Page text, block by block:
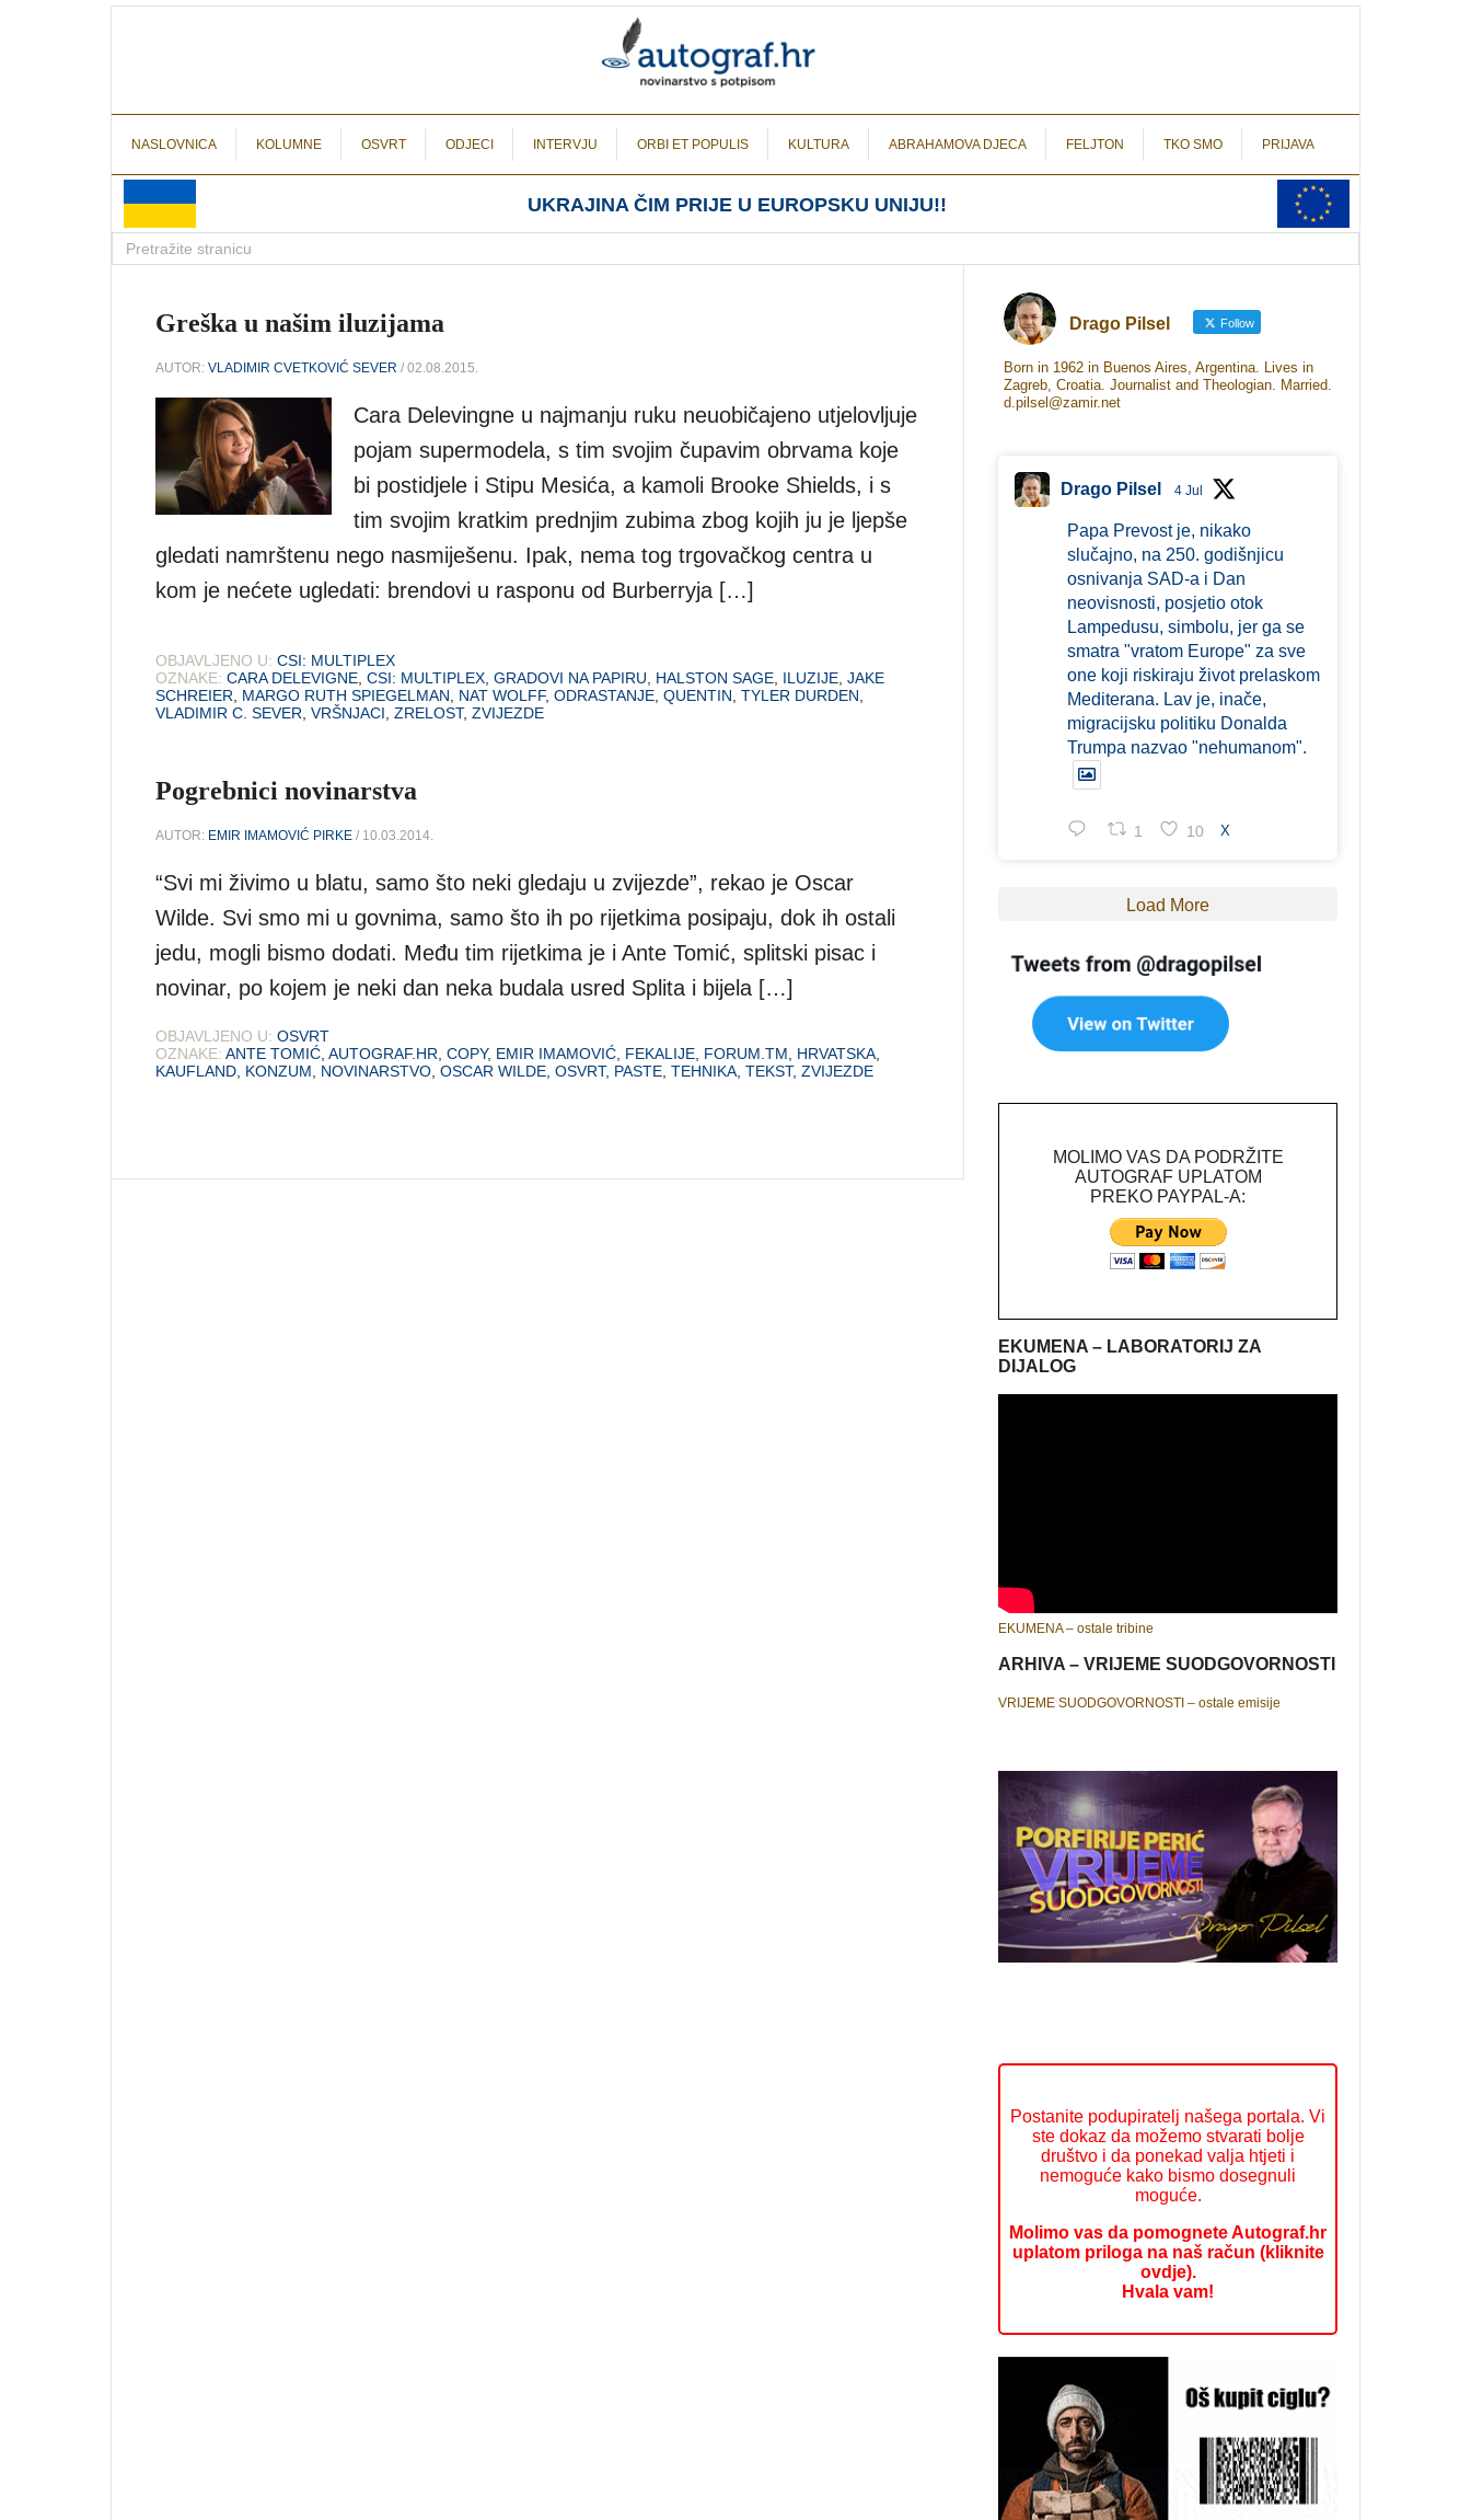
NASLOVNICA KOLUMNE OSVRT ODJECI INTERVJU ORBI ET POPULIS KULTURA ABRAHAMOVA DJECA FELJTON TKO SMO PRIJAVA
UKRAJINA ČIM PRIJE U EUROPSKU UNIJU!!
Greška u našim iluzijama
AUTOR: VLADIMIR CVETKOVIĆ SEVER / 02.08.2015.
Cara Delevingne u najmanju ruku neuobičajeno utjelovljuje
pojam supermodela, s tim svojim čupavim obrvama koje
bi postidjele i Stipu Mesića, a kamoli Brooke Shields, i s
tim svojim kratkim prednjim zubima zbog kojih ju je ljepše
gledati namrštenu nego nasmiješenu. Ipak, nema tog trgovačkog centra u
kom je nećete ugledati: brendovi u rasponu od Burberryja […]
OBJAVLJENO U: CSI: MULTIPLEX
OZNAKE: CARA DELEVIGNE CSI: MULTIPLEX GRADOVI NA PAPIRU HALSTON SAGE ILUZIJE JAKE
SCHREIER
MARGO RUTH SPIEGELMAN NAT WOLFF, ODRASTANJE QUENTIN TYLER DURDEN
VLADIMIR C. SEVER VRŠNJACI ZRELOST, ZVIJEZDE
Pogrebnici novinarstva
AUTOR: EMIR IMAMOVIĆ PIRKE / 10.03.2014.
“Svi mi živimo u blatu, samo što neki gledaju u zvijezde”, rekao je Oscar
Wilde. Svi smo mi u govnima, samo što ih po rijetkima posipaju, dok ih ostali
jedu, mogli bismo dodati. Među tim rijetkima je i Ante Tomić, splitski pisac i
novinar, po kojem je neki dan neka budala usred Splita i bijela […]
OBJAVLJENO U: OSVRT
OZNAKE: ANTE TOMIĆ AUTOGRAF.HR COPY, EMIR IMAMOVIĆ FEKALIJE FORUM.TM HRVATSKA
KAUFLAND KONZUM NOVINARSTVO OSCAR WILDE OSVRT, PASTE TEHNIKA TEKST, ZVIJEZDE
Drago Pilsel Follow
Born in 1962 in Buenos Aires, Argentina. Lives in
Zagreb, Croatia. Journalist and Theologian. Married.
d.pilsel@zamir.net
Drago Pilsel 4 Jul
Papa Prevost je, nikako
slučajno, na 250. godišnjicu
osnivanja SAD-a i Dan
neovisnosti, posjetio otok
Lampedusu, simbolu, jer ga se
smatra "vratom Europe" za sve
one koji riskiraju život prelaskom
Mediterana. Lav je, inače,
migracijsku politiku Donalda
Trumpa nazvao "nehumanom".
1 10 X
Load More
MOLIMO VAS DA PODRŽITE
AUTOGRAF UPLATOM
PREKO PAYPAL-A:
EKUMENA – LABORATORIJ ZA
DIJALOG
EKUMENA – ostale tribine
ARHIVA – VRIJEME SUODGOVORNOSTI
VRIJEME SUODGOVORNOSTI – ostale emisije
Postanite podupiratelj našega portala. Vi
ste dokaz da možemo stvarati bolje
društvo i da ponekad valja htjeti i
nemoguće kako bismo dosegnuli
moguće.
Molimo vas da pomognete Autograf.hr
uplatom priloga na naš račun (kliknite
ovdje).
Hvala vam!